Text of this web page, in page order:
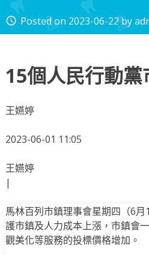
access_time Posted on 2023-06-22by
15個人民行動
王嬿婷
2023-06-01 11:05
王嬿婷
|
馬林百列市鎮理事會星期四（6
護市鎮及人力成本上漲，市鎮會
觀美化等服務的投標價格增加。